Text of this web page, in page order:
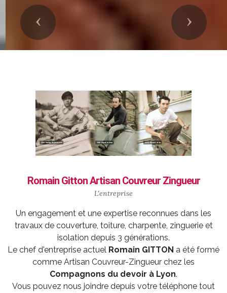
Précedent Suivant
Romain Gitton Artisan Couvreur Zingueur
L'entreprise
Un engagement et une expertise reconnues dans les
travaux de couverture, toiture, charpente, zinguerie et
isolation depuis 3 générations.
Le chef d'entreprise actuel Romain GITTON a été formé
comme Artisan Couvreur-Zingueur chez les
Compagnons du devoir à Lyon.
Vous pouvez nous joindre depuis votre téléphone tout